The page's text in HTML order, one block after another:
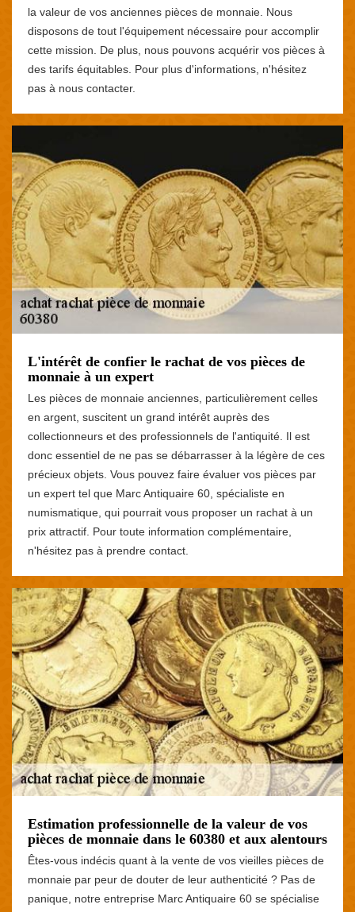
la valeur de vos anciennes pièces de monnaie. Nous
disposons de tout l'équipement nécessaire pour accomplir
cette mission. De plus, nous pouvons acquérir vos pièces à
des tarifs équitables. Pour plus d'informations, n'hésitez
pas à nous contacter.
L'intérêt de confier le rachat de vos pièces de
monnaie à un expert
Les pièces de monnaie anciennes, particulièrement celles
en argent, suscitent un grand intérêt auprès des
collectionneurs et des professionnels de l'antiquité. Il est
donc essentiel de ne pas se débarrasser à la légère de ces
précieux objets. Vous pouvez faire évaluer vos pièces par
un expert tel que Marc Antiquaire 60, spécialiste en
numismatique, qui pourrait vous proposer un rachat à un
prix attractif. Pour toute information complémentaire,
n'hésitez pas à prendre contact.
Estimation professionnelle de la valeur de vos
pièces de monnaie dans le 60380 et aux alentours
Êtes-vous indécis quant à la vente de vos vieilles pièces de
monnaie par peur de douter de leur authenticité ? Pas de
panique, notre entreprise Marc Antiquaire 60 se spécialise